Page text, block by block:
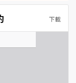
下載